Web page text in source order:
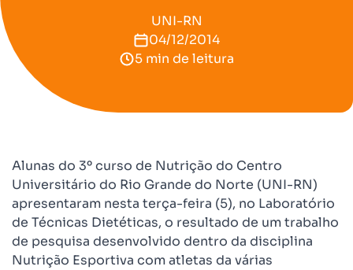
UNI-RN
04/12/2014
5 min de leitura
Alunas do 3º curso de Nutrição do Centro
Universitário do Rio Grande do Norte (UNI-RN)
apresentaram nesta terça-feira (5), no Laboratório
de Técnicas Dietéticas, o resultado de um trabalho
de pesquisa desenvolvido dentro da disciplina
Nutrição Esportiva com atletas da várias